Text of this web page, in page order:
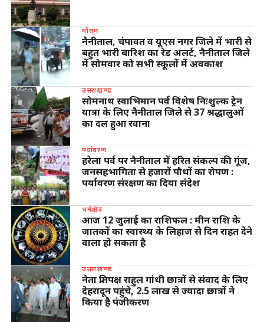
मौसम
नैनीताल, चंपावत व यूएस नगर जिले में भारी से
बहुत भारी बारिश का रेड अलर्ट, नैनीताल जिले
में सोमवार को सभी स्कूलों में अवकाश
उत्तराखण्ड
सोमनाथ स्वाभिमान पर्व विशेष निःशुल्क ट्रेन
यात्रा के लिए नैनीताल जिले से 37 श्रद्धालुओं
का दल हुआ रवाना
पर्यावरण
हरेला पर्व पर नैनीताल में हरित संकल्प की गूंज,
जनसहभागिता से हजारों पौधों का रोपण :
पर्यावरण संरक्षण का दिया संदेश
धर्मक्षेत्र
आज 12 जुलाई का राशिफल : मीन राशि के
जातकों का स्वास्थ्य के लिहाज से दिन राहत देने
वाला हो सकता है
उत्तराखण्ड
नेता प्रतिपक्ष राहुल गांधी छात्रों से संवाद के लिए
देहरादून पहुंचे, 2.5 लाख से ज्यादा छात्रों ने
किया है पंजीकरण